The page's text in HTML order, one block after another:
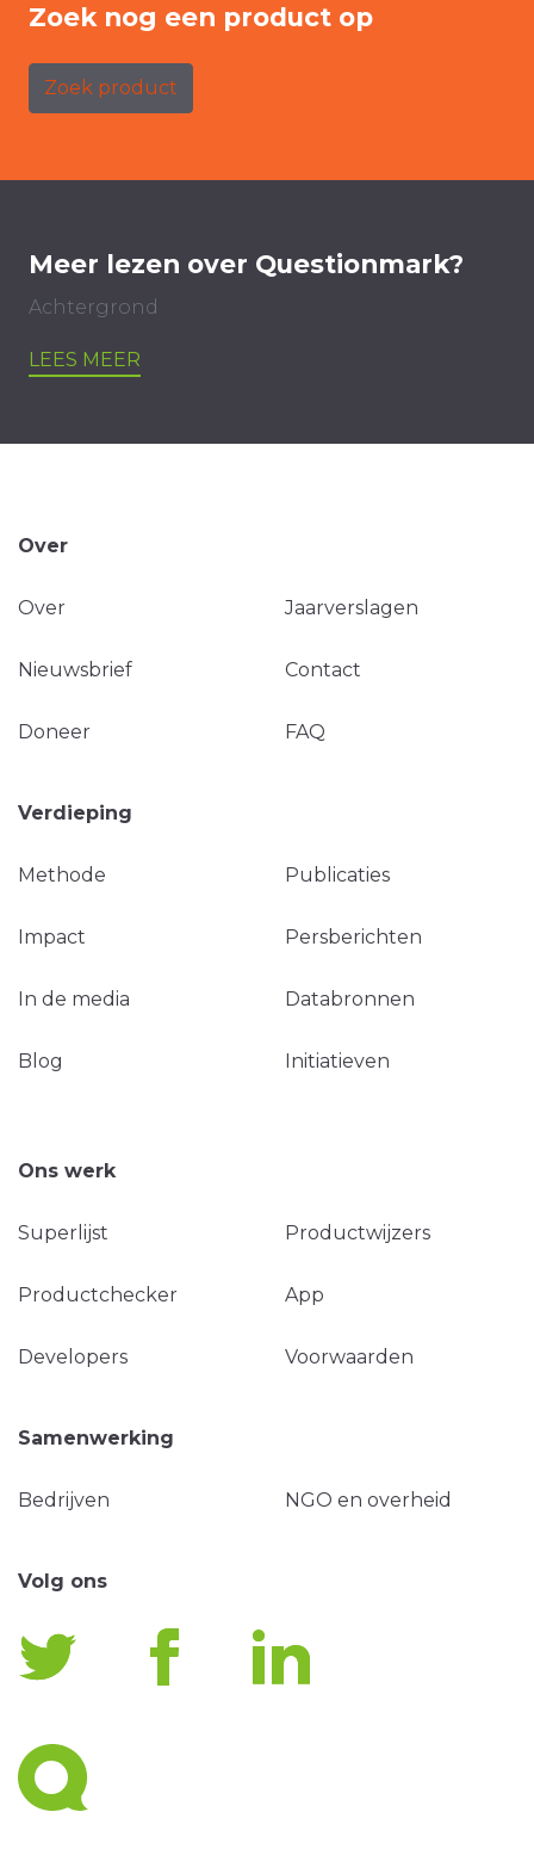
Zoek nog een product op
Zoek product
Meer lezen over Questionmark?
Achtergrond
LEES MEER
Over
Over Jaarverslagen
Nieuwsbrief Contact
Doneer FAQ
Verdieping
Methode Publicaties
Impact Persberichten
In de media Databronnen
Blog Initiatieven
Ons werk
Superlijst Productwijzers
Productchecker App
Developers Voorwaarden
Samenwerking
Bedrijven NGO en overheid
Volg ons